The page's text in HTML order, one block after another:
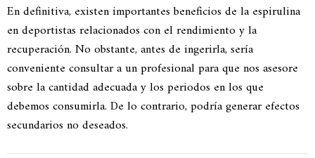
En definitiva, existen importantes beneficios de la espirulina
en deportistas relacionados con el rendimiento y la
recuperación. No obstante, antes de ingerirla, sería
conveniente consultar a un profesional para que nos asesore
sobre la cantidad adecuada y los periodos en los que
debemos consumirla. De lo contrario, podría generar efectos
secundarios no deseados.